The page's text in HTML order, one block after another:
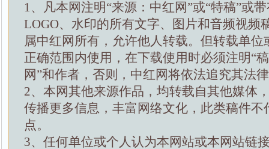
1、凡本网注明“来源：中红网”或“特稿”或
LOGO、水印的所有文字、图片和音频视频
属中红网所有，允许他人转载。但转载单位
正确范围内使用，在下载使用时必须注明“
网”和作者，否则，中红网将依法追究其法
2、本网其他来源作品，均转载自其他媒体
传播更多信息，丰富网络文化，此类稿件不
点。
3、任何单位或个人认为本网站或本网站链